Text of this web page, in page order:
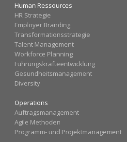
Human Ressources
HR Strategie
Employer Branding
Transformationsstrategie
Talent Management
Workforce Planning
Führungskräfteentwicklung
Gesundheitsmanagement
Diversity
Operations
Auftragsmanagement
Agile Methoden
Programm- und Projektmanagement